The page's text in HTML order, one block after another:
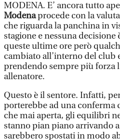
MODENA. E’ ancora tutto
Modenaprocede con la
che riguarda la panchina in
stagione e nessuna decisione
queste ultime ore però
cambiato all’interno del club
prendendo sempre più forza
allenatore.
Questo è il sentore. Infatti,
porterebbe ad una conferma
che mai aperta, gli equilibri
stanno pian piano arrivando
sarebbero spostati in modo